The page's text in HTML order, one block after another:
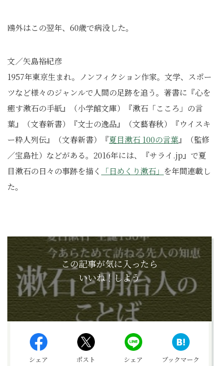
鴎外はこの翌年、60歳で病没した。
文／矢島裕紀彦
1957年東京生まれ。ノンフィクション作家。文学、スポー
ツなど様々のジャンルで人間の足跡を追う。著書に『心を
癒す漱石の手紙』（小学館文庫）『漱石「こころ」の言
葉』（文春新書）『文士の逸品』（文藝春秋）『ウイスキ
ー粋人列伝』（文春新書）『夏目漱石 100の言葉』（監修
／宝島社）などがある。2016年には、『サライ.jp』で夏
目漱石の日々の事跡を描く
「日めくり漱石」 を年間連載し
た。
この記事が気に入ったら
いいね！しよう
シェア ポスト シェア ブックマーク